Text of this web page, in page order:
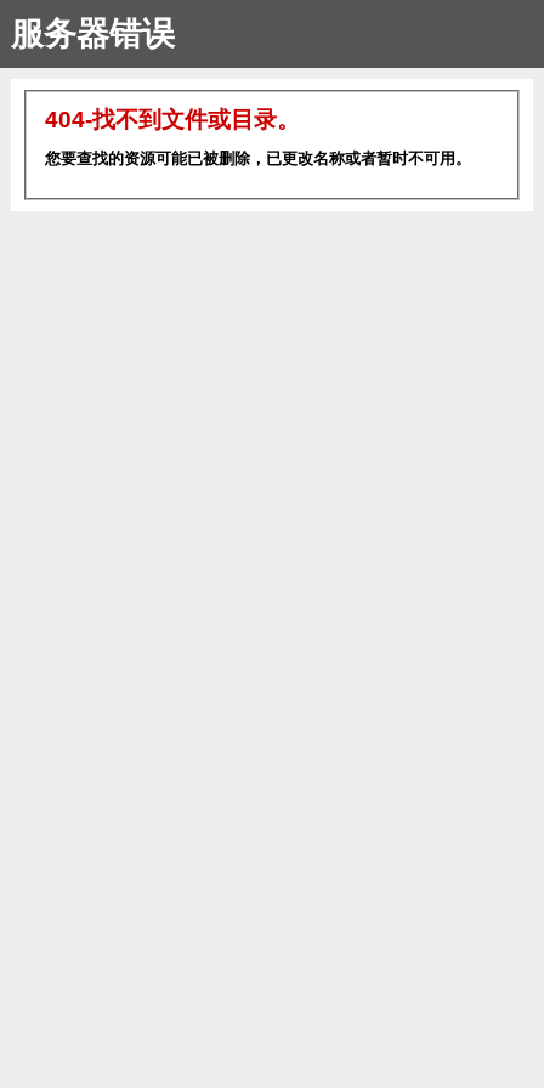
服务器错误
404-找不到文件或目录。
您要查找的资源可能已被删除，已更改名称或者暂时不可用。